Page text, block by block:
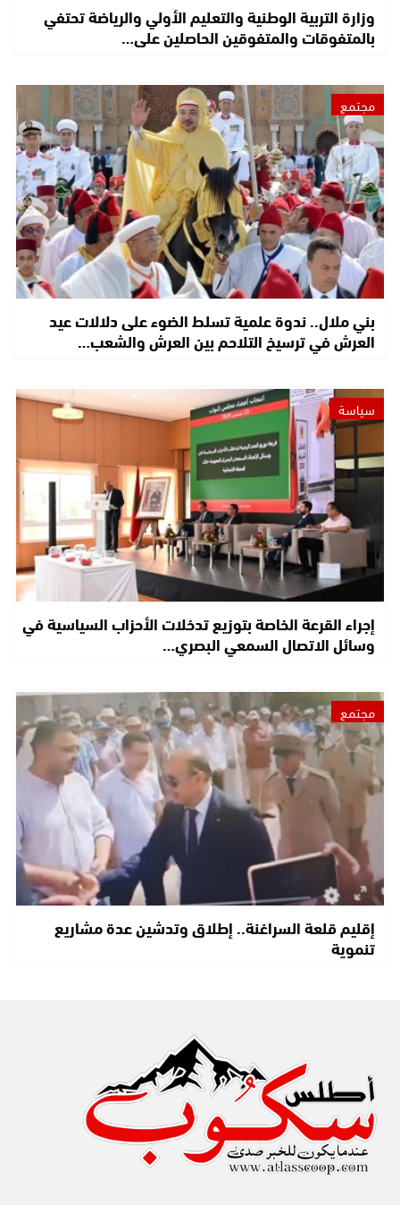
وزارة التربية الوطنية والتعليم الأولي والرياضة تحتفي
بالمتفوقات والمتفوقين الحاصلين على…
مجتمع
بني ملال.. ندوة علمية تسلط الضوء على دلالات عيد
العرش في ترسيخ التلاحم بين العرش والشعب…
سياسة
إجراء القرعة الخاصة بتوزيع تدخلات الأحزاب السياسية في
وسائل الاتصال السمعي البصري…
مجتمع
إقليم قلعة السراغنة.. إطلاق وتدشين عدة مشاريع
تنموية